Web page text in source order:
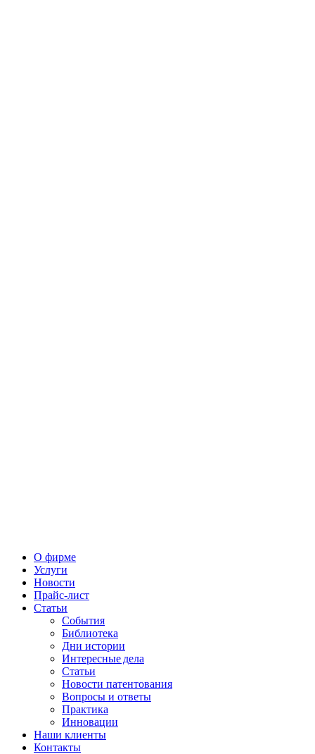
О фирме
Услуги
Новости
Прайс-лист
Статьи
События
Библиотека
Дни истории
Интересные дела
Статьи
Новости патентования
Вопросы и ответы
Практика
Инновации
Наши клиенты
Контакты